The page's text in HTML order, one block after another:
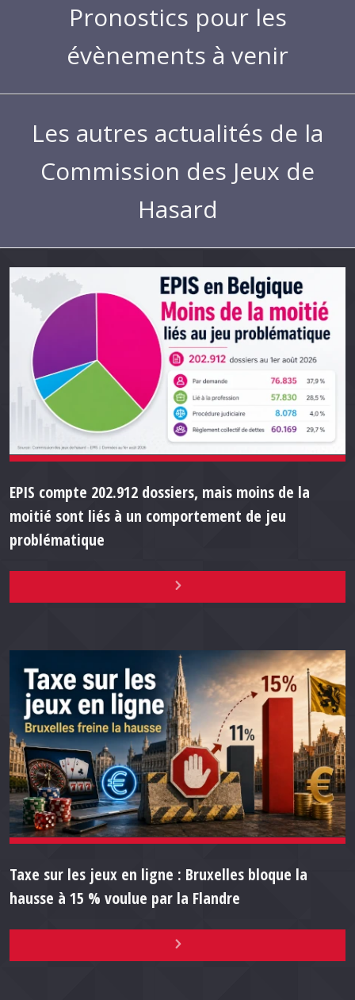
Pronostics pour les
évènements à venir
Les autres actualités de la
Commission des Jeux de
Hasard
EPIS compte 202.912 dossiers, mais moins de la
moitié sont liés à un comportement de jeu
problématique
Taxe sur les jeux en ligne : Bruxelles bloque la
hausse à 15 % voulue par la Flandre